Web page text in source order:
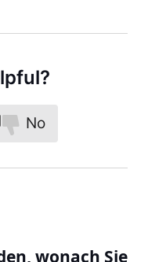
No
wonach Sie